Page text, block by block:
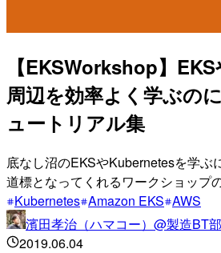
【EKSWorkshop】
周辺を効率よく学ぶの
ュートリアル集
底なし沼のEKSやKubernetesを学ぶ
道標となってくれるワークショップ
Kubernetes Amazon EKS AWS
濱田孝治（ハマコー）@製造BT部
2019.06.04